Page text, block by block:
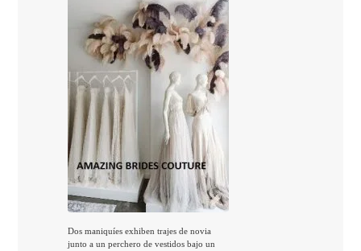
Dos maniquíes exhiben trajes de novia
junto a un perchero de vestidos bajo un